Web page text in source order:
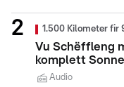
1.500 Kilometer fir
Vu Schëffleng
komplett
Audio